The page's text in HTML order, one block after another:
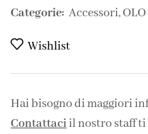
Categorie: Accessori,OLO
Wishlist
Hai bisogno di maggiori
Contattaciil nostro staff